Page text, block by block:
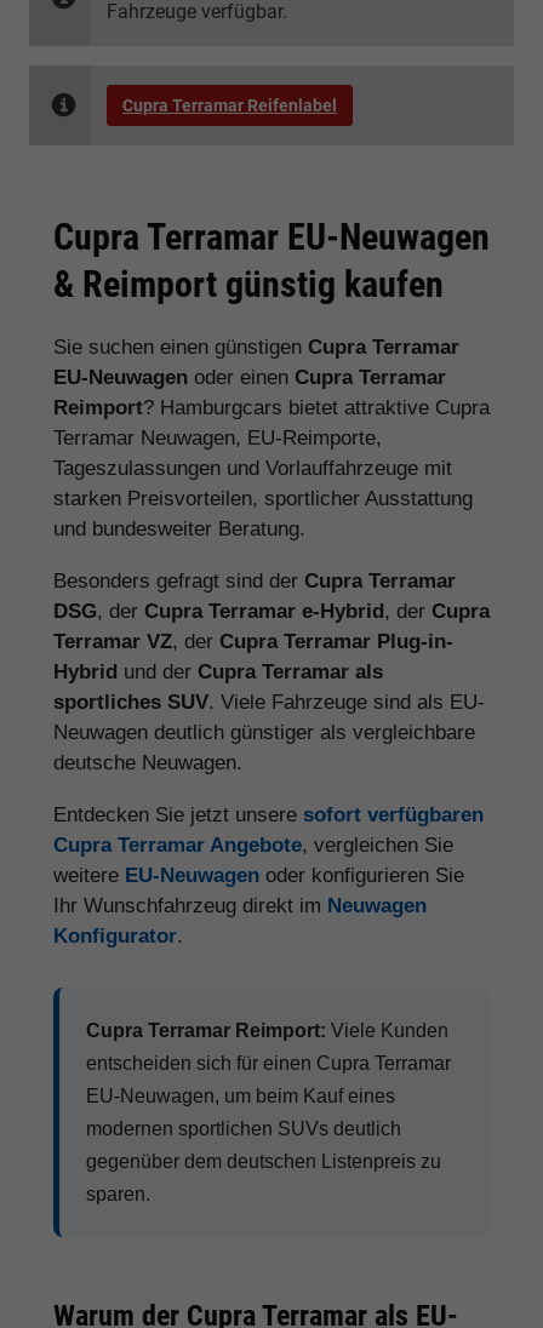
Fahrzeuge verfügbar.
Cupra Terramar Reifenlabel
Cupra Terramar EU-Neuwagen
& Reimport günstig kaufen
Sie suchen einen günstigen Cupra Terramar
EU-Neuwagen oder einen Cupra Terramar
Reimport? Hamburgcars bietet attraktive Cupra
Terramar Neuwagen, EU-Reimporte,
Tageszulassungen und Vorlauffahrzeuge mit
starken Preisvorteilen, sportlicher Ausstattung
und bundesweiter Beratung.
Besonders gefragt sind der Cupra Terramar
DSG, der Cupra Terramar e-Hybrid, der Cupra
Terramar VZ, der Cupra Terramar Plug-in-
Hybrid und der Cupra Terramar als
sportliches SUV. Viele Fahrzeuge sind als EU-
Neuwagen deutlich günstiger als vergleichbare
deutsche Neuwagen.
Entdecken Sie jetzt unsere sofort verfügbaren
Cupra Terramar Angebote, vergleichen Sie
weitere EU-Neuwagen oder konfigurieren Sie
Ihr Wunschfahrzeug direkt im Neuwagen
Konfigurator.
Cupra Terramar Reimport: Viele Kunden
entscheiden sich für einen Cupra Terramar
EU-Neuwagen, um beim Kauf eines
modernen sportlichen SUVs deutlich
gegenüber dem deutschen Listenpreis zu
sparen.
Warum der Cupra Terramar als EU-